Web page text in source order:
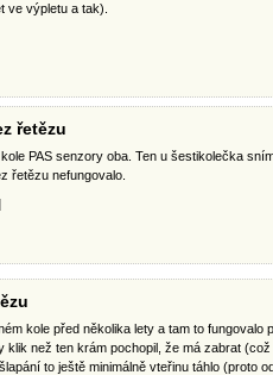
ve výpletu a tak).
řetězu
PAS senzory oba. Ten u šestikolečka
řetězu nefungovalo.
kole před několika lety a tam to fungovalo
klik než ten krám pochopil, že má zabrat
to ještě minimálně vteřinu táhlo (proto